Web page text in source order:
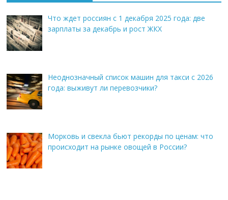
Что ждет россиян с 1 декабря 2025 года: две
зарплаты за декабрь и рост ЖКХ
Неоднозначный список машин для такси с 2026
года: выживут ли перевозчики?
Морковь и свекла бьют рекорды по ценам: что
происходит на рынке овощей в России?